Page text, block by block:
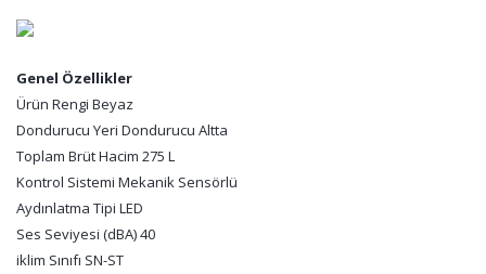
Genel Özellikler
Ürün Rengi Beyaz
Dondurucu Yeri Dondurucu Altta
Toplam Brüt Hacim 275 L
Kontrol Sistemi Mekanik Sensörlü
Aydınlatma Tipi LED
Ses Seviyesi (dBA) 40
iklim Sınıfı SN-ST